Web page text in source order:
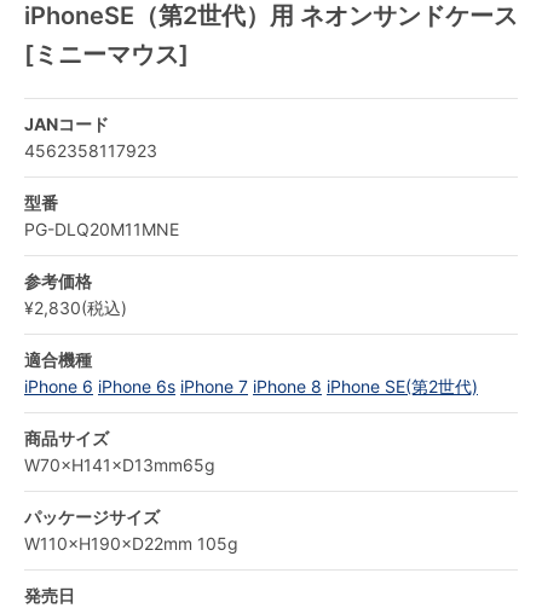
iPhoneSE（第2世代）用 ネオンサンドケース
[ミニーマウス]
JANコード
4562358117923
型番
PG-DLQ20M11MNE
参考価格
¥2,830(税込)
適合機種
iPhone 6 iPhone 6s iPhone 7 iPhone 8 iPhone SE(第2世代)
商品サイズ
W70×H141×D13mm65g
パッケージサイズ
W110×H190×D22mm 105g
発売日